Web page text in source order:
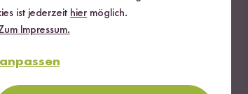
ist jederzeit hier möglich.
Impressum.